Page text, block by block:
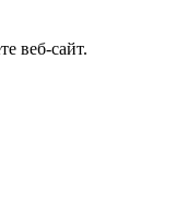
веб-сайт.